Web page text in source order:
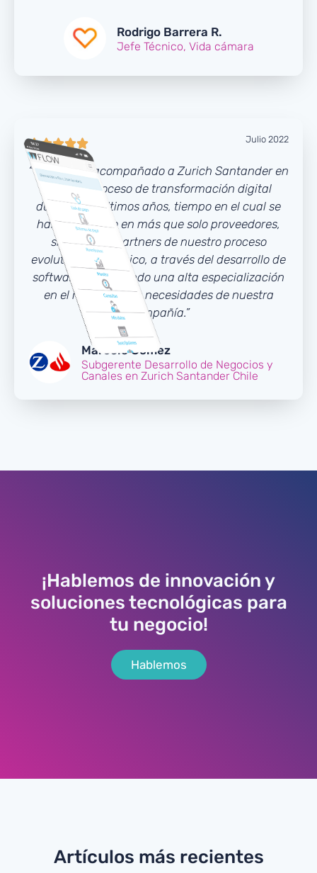
Rodrigo Barrera R.
Jefe Técnico, Vida cámara
 Julio 2022
“Tuxpan ha acompañado a Zurich Santander en
nuestro proceso de transformación digital
durante los últimos años, tiempo en el cual se
han convertido en más que solo proveedores,
sino que en partners de nuestro proceso
evolutivo tecnológico, a través del desarrollo de
software, adquiriendo una alta especialización
en el negocio y las necesidades de nuestra
Compañía.”
Marcelo Gómez
Subgerente Desarrollo de Negocios y
Canales en Zurich Santander Chile
¡Hablemos de innovación y
soluciones tecnológicas para
tu negocio!
Hablemos
Artículos más recientes